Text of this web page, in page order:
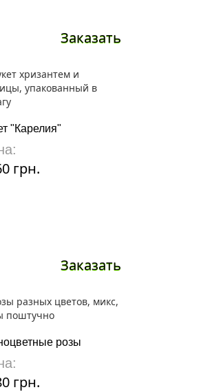
Заказать
"Карелия"
грн.
Заказать
розы
грн.